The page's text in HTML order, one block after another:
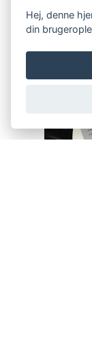
Hej, denne
din